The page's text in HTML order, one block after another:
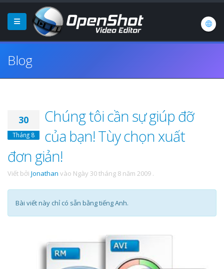
Blog
30
Tháng 8
Chúng tôi cần sự giúp đỡ
của bạn! Tùy chọn xuất
đơn giản!
Viết bởi Jonathan vào Ngày 30 tháng 8 năm 2009 .
Bài viết này chỉ có sẵn bằng tiếng Anh.